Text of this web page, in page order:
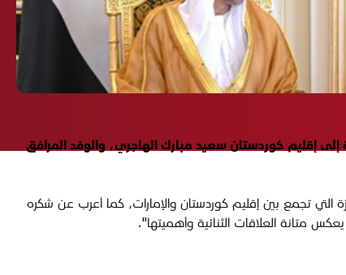
الإماراتي الخاص للشؤون الاقتصادية إلى إقليم كوردستان سعيد مبارك الهاجري، والوفد المرافق
التي تجمع بين إقليم كوردستان والإمارات، كما أعرب عن شكره
متانة العلاقات الثنائية وأهميتها".